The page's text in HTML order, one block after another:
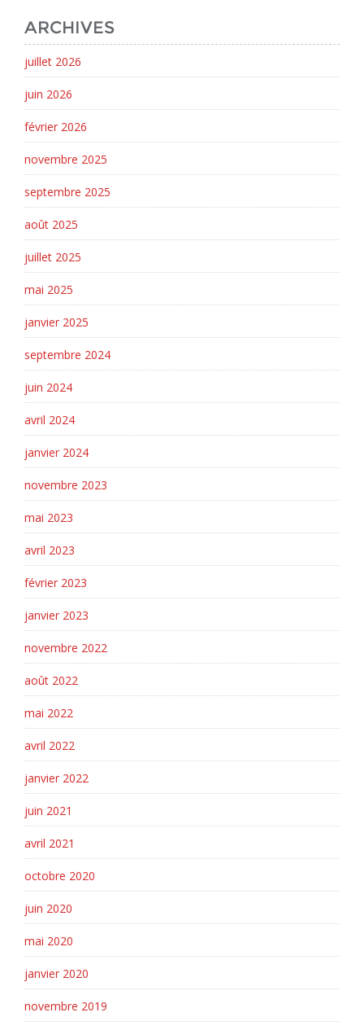
ARCHIVES
juillet 2026
juin 2026
février 2026
novembre 2025
septembre 2025
août 2025
juillet 2025
mai 2025
janvier 2025
septembre 2024
juin 2024
avril 2024
janvier 2024
novembre 2023
mai 2023
avril 2023
février 2023
janvier 2023
novembre 2022
août 2022
mai 2022
avril 2022
janvier 2022
juin 2021
avril 2021
octobre 2020
juin 2020
mai 2020
janvier 2020
novembre 2019